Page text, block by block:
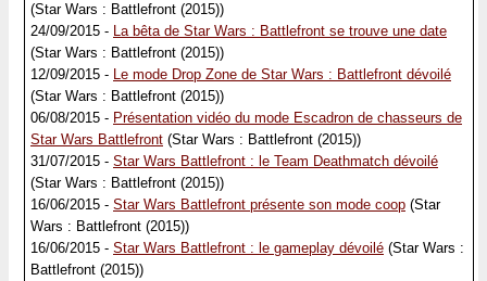
(Star Wars : Battlefront (2015))
24/09/2015 - La bêta de Star Wars : Battlefront se trouve une date
(Star Wars : Battlefront (2015))
12/09/2015 - Le mode Drop Zone de Star Wars : Battlefront dévoilé
(Star Wars : Battlefront (2015))
06/08/2015 - Présentation vidéo du mode Escadron de chasseurs de
Star Wars Battlefront (Star Wars : Battlefront (2015))
31/07/2015 - Star Wars Battlefront : le Team Deathmatch dévoilé
(Star Wars : Battlefront (2015))
16/06/2015 - Star Wars Battlefront présente son mode coop (Star
Wars : Battlefront (2015))
16/06/2015 - Star Wars Battlefront : le gameplay dévoilé (Star Wars :
Battlefront (2015))